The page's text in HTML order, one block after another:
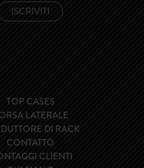
TOP CASES
LATERALE
DI RACK
CONTATTO
CLIENTI